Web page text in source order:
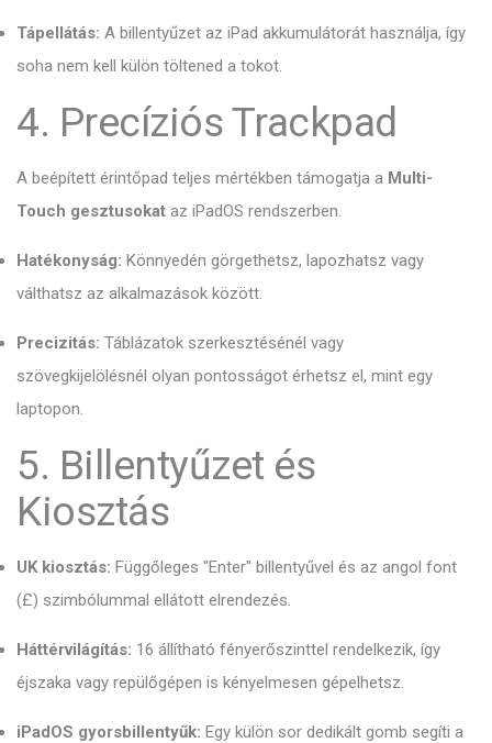
Tápellátás: A billentyűzet az iPad akkumulátorát használja, így
soha nem kell külön töltened a tokot.
4. Precíziós Trackpad
A beépített érintőpad teljes mértékben támogatja a Multi-
Touch gesztusokat az iPadOS rendszerben.
Hatékonyság: Könnyedén görgethetsz, lapozhatsz vagy
válthatsz az alkalmazások között.
Precizitás: Táblázatok szerkesztésénél vagy
szövegkijelölésnél olyan pontosságot érhetsz el, mint egy
laptopon.
5. Billentyűzet és
Kiosztás
UK kiosztás: Függőleges "Enter" billentyűvel és az angol font
(£) szimbólummal ellátott elrendezés.
Háttérvilágítás: 16 állítható fényerőszinttel rendelkezik, így
éjszaka vagy repülőgépen is kényelmesen gépelhetsz.
iPadOS gyorsbillentyűk: Egy külön sor dedikált gomb segíti a